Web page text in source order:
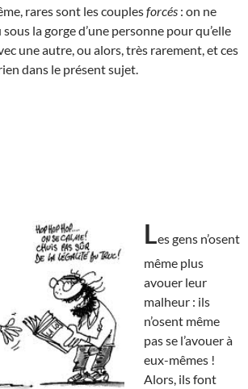
rares sont les couplesforcés : on ne
la gorge d’une personne pour qu’elle
une autre, ou alors, très rarement, et ces
dans le présent sujet.
Les gens n’osent
même plus
avouer leur
malheur : ils
n’osent même
pas se l’avouer à
eux-mêmes !
Alors, ils font